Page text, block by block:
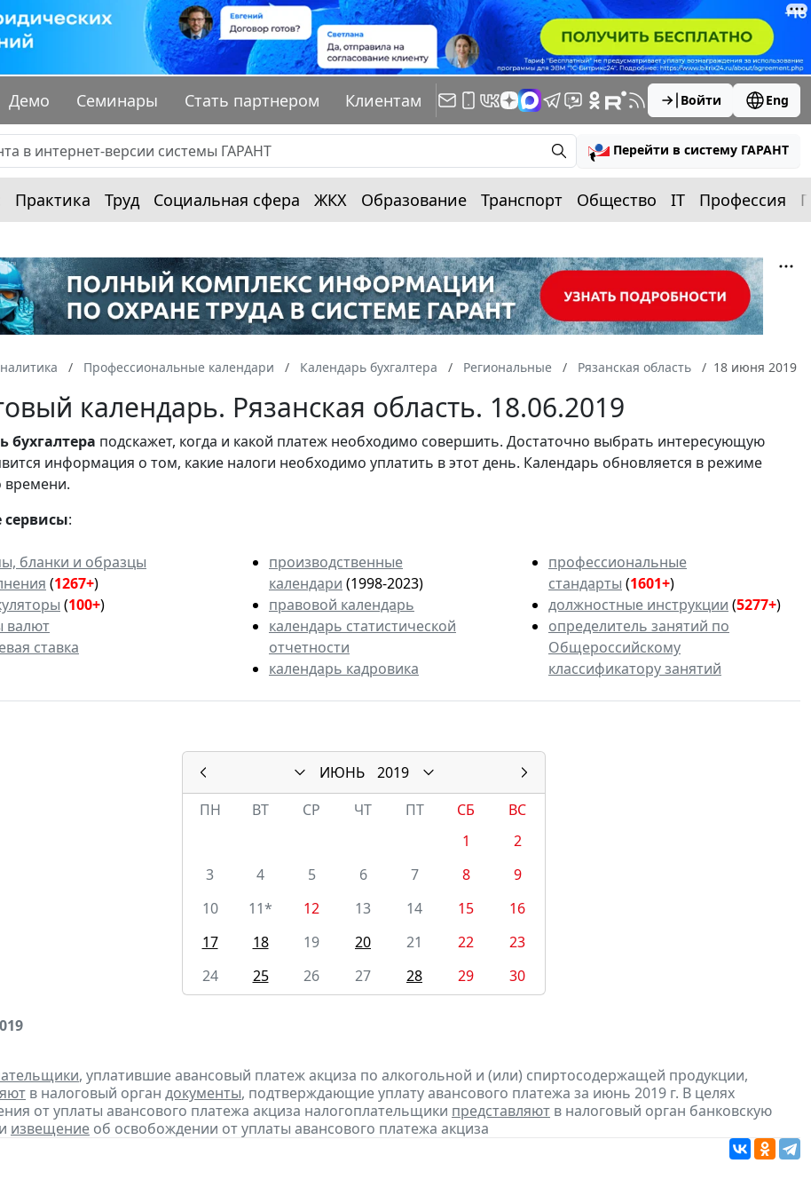
Демо Семинары Стать партнером Клиентам Войти Eng
Перейти в систему ГАРАНТ
Практика Труд Социальная сфера ЖКХ Образование Транспорт Общество IT Профессия
Профессиональные календари Календарь бухгалтера Региональные Рязанская область 18 июня 2019
календарь. Рязанская область. 18.06.2019
бухгалтера подскажет, когда и какой платеж необходимо совершить. Достаточно выбрать интересующую
информация о том, какие налоги необходимо уплатить в этот день. Календарь обновляется в режиме
времени.
:
бланки и образцы
(1267+)
(100+)
валют
ставка
производственные
календари (1998-2023)
правовой календарь
календарь статистической
отчетности
календарь кадровика
профессиональные
стандарты (1601+)
должностные инструкции (5277+)
определитель занятий по
Общероссийскому
классификатору занятий
ИЮНЬ
2019
ПН
ВТ СР ЧТ ПТ СБ
ВС
1
2
3
4 5 6 7 8
9
10
11* 12 13 14 15
16
17
18 19 20 21 22
23
24
25 26 27 28 29 30
, уплатившие авансовый платеж акциза по алкогольной и (или) спиртосодержащей продукции,
в налоговый орган документы, подтверждающие уплату авансового платежа за июнь 2019 г. В целях
от уплаты авансового платежа акциза налогоплательщики представляют в налоговый орган банковскую
извещение об освобождении от уплаты авансового платежа акциза